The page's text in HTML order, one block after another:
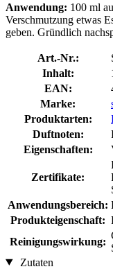
Anwendung: 100 ml
Verschmutzung etwas
geben. Gründlich
Art.-Nr.:
Inhalt:
EAN:
Marke:
Produktarten:
Duftnoten:
Eigenschaften:
Zertifikate:
Anwendungsbereich:
Produkteigenschaft:
Reinigungswirkung:
Zutaten